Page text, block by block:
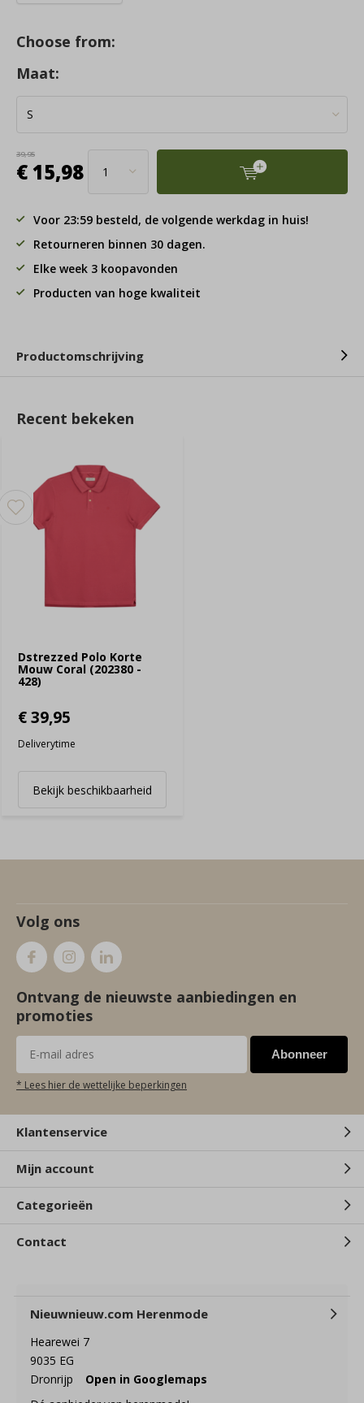
Choose from:
Maat:
39,95
€ 15,98
Voor 23:59 besteld, de volgende werkdag in huis!
Retourneren binnen 30 dagen.
Elke week 3 koopavonden
Producten van hoge kwaliteit
Productomschrijving
Recent bekeken
Dstrezzed Polo Korte
Mouw Coral (202380 -
428)
€ 39,95
Deliverytime
Bekijk beschikbaarheid
Volg ons
Ontvang de nieuwste aanbiedingen en
promoties
Abonneer
* Lees hier de wettelijke beperkingen
Klantenservice
Mijn account
Categorieën
Contact
Nieuwnieuw.com Herenmode
Hearewei 7
9035 EG
Dronrijp
Open in Googlemaps